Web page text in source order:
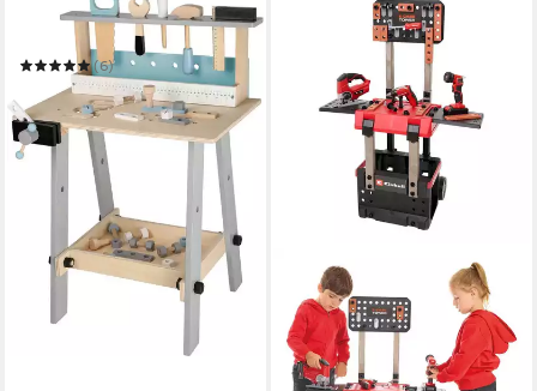
CHIC2000
Spielwerkbank
(6)
ab 54,90 € UVP69,90 €
-21%
in 3-4 Werktagen bei dir